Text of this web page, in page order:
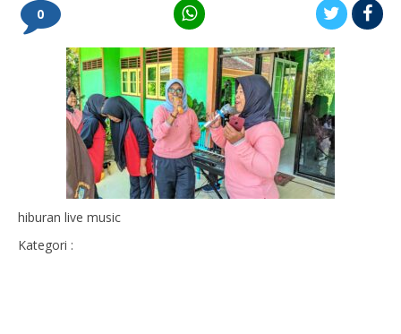
0
hiburan live music
Kategori :